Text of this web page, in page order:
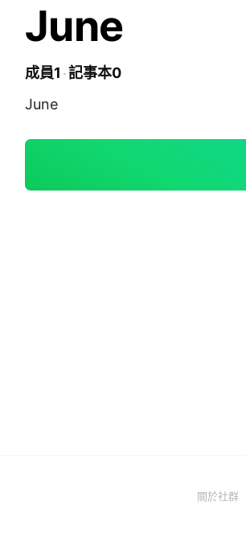
June
成員1 記事本0
June
關於社群